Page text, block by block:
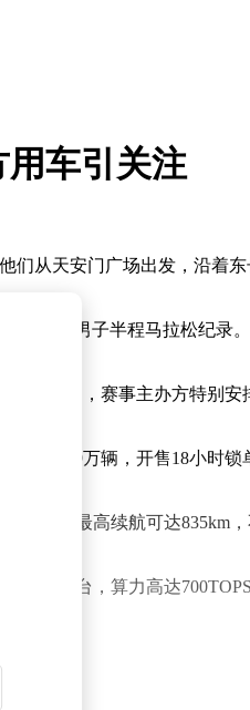
车引关注
们从天安门广场出发，沿着
了中国男子半程马拉松纪录
的魅力，赛事主办方特别安
破28.9万辆，开售18小时
平台，最高续航可达835km
算平台，算力高达